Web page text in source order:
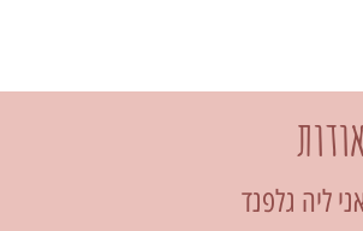
אודות
ליה גלפנד